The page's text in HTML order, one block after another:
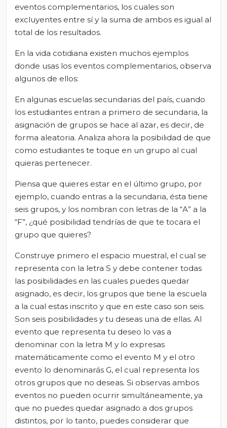
eventos complementarios, los cuales son
excluyentes entre sí y la suma de ambos es igual al
total de los resultados.
En la vida cotidiana existen muchos ejemplos
donde usas los eventos complementarios, observa
algunos de ellos:
En algunas escuelas secundarias del país, cuando
los estudiantes entran a primero de secundaria, la
asignación de grupos se hace al azar, es decir, de
forma aleatoria. Analiza ahora la posibilidad de que
como estudiantes te toque en un grupo al cual
quieras pertenecer.
Piensa que quieres estar en el último grupo, por
ejemplo, cuando entras a la secundaria, ésta tiene
seis grupos, y los nombran con letras de la “A” a la
“F”, ¿qué posibilidad tendrías de que te tocara el
grupo que quieres?
Construye primero el espacio muestral, el cual se
representa con la letra S y debe contener todas
las posibilidades en las cuales puedes quedar
asignado, es decir, los grupos que tiene la escuela
a la cual estas inscrito y que en este caso son seis.
Son seis posibilidades y tu deseas una de ellas. Al
evento que representa tu deseo lo vas a
denominar con la letra M y lo expresas
matemáticamente como el evento M y el otro
evento lo denominarás G, el cual representa los
otros grupos que no deseas. Si observas ambos
eventos no pueden ocurrir simultáneamente, ya
que no puedes quedar asignado a dos grupos
distintos, por lo tanto, puedes considerar que